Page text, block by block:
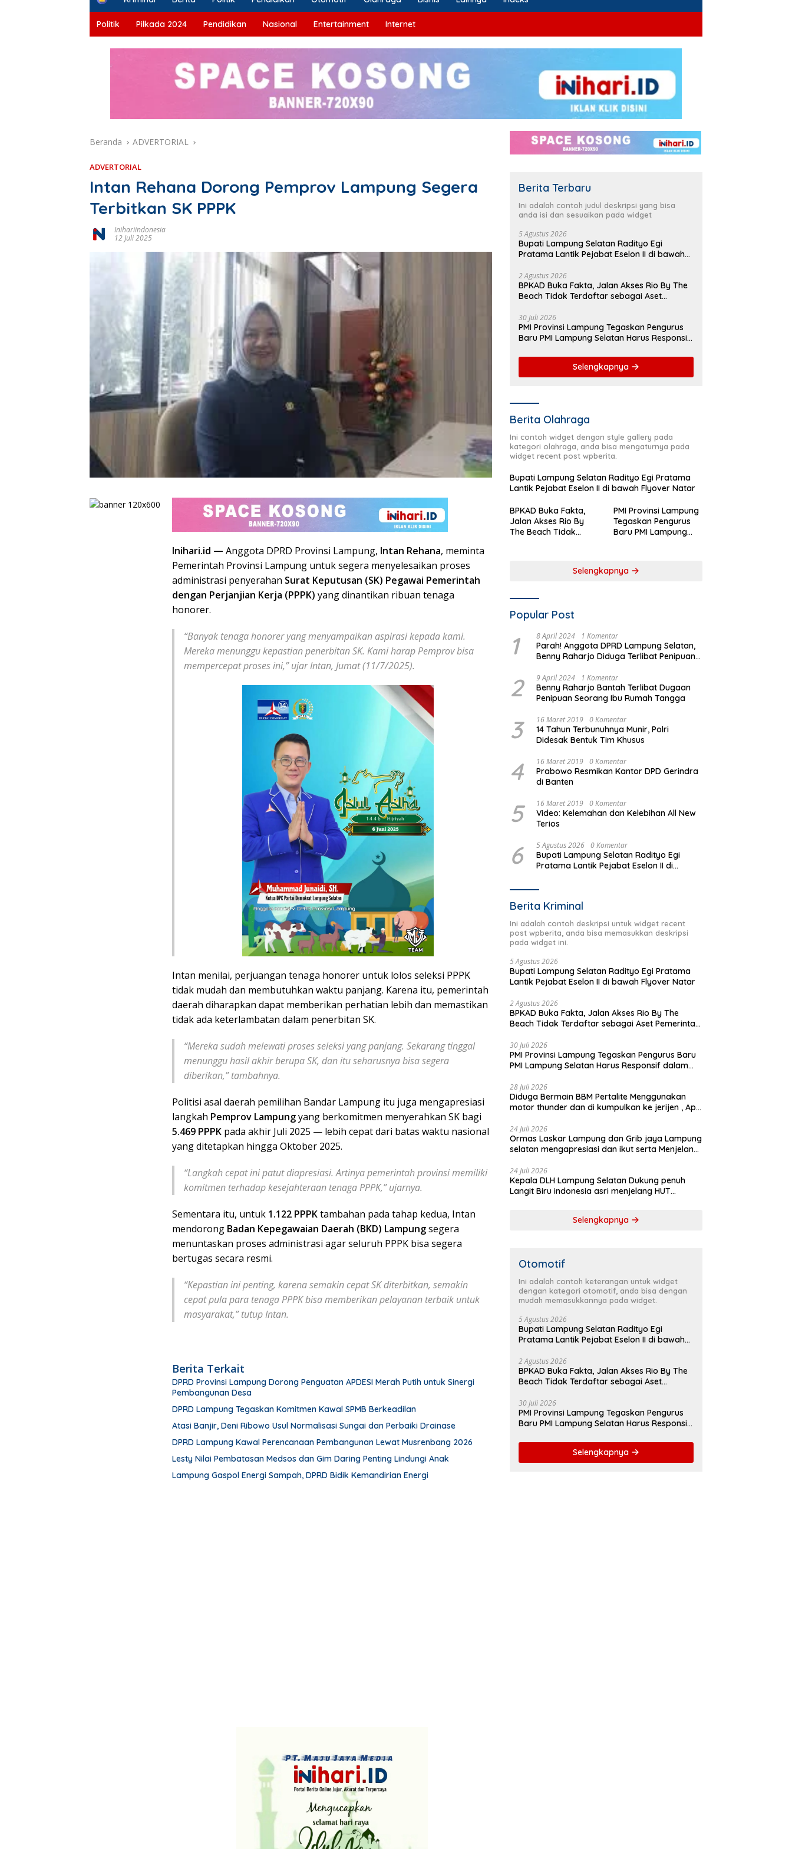
m
e
Politik Pilkada 2024 Pendidikan Nasional Entertainment Internet
Beranda ADVERTORIAL
ADVERTORIAL
Intan Rehana Dorong Pemprov Lampung Segera
Terbitkan SK PPPK
Inihariindonesia
12 Juli 2025
Inihari.id — Anggota DPRD Provinsi Lampung, Intan Rehana, meminta
Pemerintah Provinsi Lampung untuk segera menyelesaikan proses
administrasi penyerahan Surat Keputusan (SK) Pegawai Pemerintah
dengan Perjanjian Kerja (PPPK) yang dinantikan ribuan tenaga
honorer.
“Banyak tenaga honorer yang menyampaikan aspirasi kepada kami.
Mereka menunggu kepastian penerbitan SK. Kami harap Pemprov bisa
mempercepat proses ini,” ujar Intan, Jumat (11/7/2025).
Intan menilai, perjuangan tenaga honorer untuk lolos seleksi PPPK
tidak mudah dan membutuhkan waktu panjang. Karena itu, pemerintah
daerah diharapkan dapat memberikan perhatian lebih dan memastikan
tidak ada keterlambatan dalam penerbitan SK.
“Mereka sudah melewati proses seleksi yang panjang. Sekarang tinggal
menunggu hasil akhir berupa SK, dan itu seharusnya bisa segera
diberikan,” tambahnya.
Politisi asal daerah pemilihan Bandar Lampung itu juga mengapresiasi
langkah Pemprov Lampungyang berkomitmen menyerahkan SK bagi
5.469 PPPK pada akhir Juli 2025 — lebih cepat dari batas waktu nasional
yang ditetapkan hingga Oktober 2025.
“Langkah cepat ini patut diapresiasi. Artinya pemerintah provinsi memiliki
komitmen terhadap kesejahteraan tenaga PPPK,” ujarnya.
Sementara itu, untuk 1.122 PPPKtambahan pada tahap kedua, Intan
mendorong Badan Kepegawaian Daerah (BKD) Lampungsegera
menuntaskan proses administrasi agar seluruh PPPK bisa segera
bertugas secara resmi.
“Kepastian ini penting, karena semakin cepat SK diterbitkan, semakin
cepat pula para tenaga PPPK bisa memberikan pelayanan terbaik untuk
masyarakat,” tutup Intan.
Berita Terkait
DPRD Provinsi Lampung Dorong Penguatan APDESI Merah Putih untuk Sinergi
Pembangunan Desa
DPRD Lampung Tegaskan Komitmen Kawal SPMB Berkeadilan
Atasi Banjir, Deni Ribowo Usul Normalisasi Sungai dan Perbaiki Drainase
DPRD Lampung Kawal Perencanaan Pembangunan Lewat Musrenbang 2026
Lesty Nilai Pembatasan Medsos dan Gim Daring Penting Lindungi Anak
Lampung Gaspol Energi Sampah, DPRD Bidik Kemandirian Energi
Berita Terbaru
Ini adalah contoh judul deskripsi yang bisa
anda isi dan sesuaikan pada widget
5 Agustus 2026
Bupati Lampung Selatan Radityo Egi
Pratama Lantik Pejabat Eselon II di bawah
2 Agustus 2026
BPKAD Buka Fakta, Jalan Akses Rio By The
Beach Tidak Terdaftar sebagai Aset
30 Juli 2026
PMI Provinsi Lampung Tegaskan Pengurus
Baru PMI Lampung Selatan Harus Responsif
Selengkapnya
Berita Olahraga
Ini contoh widget dengan style gallery pada
kategori olahraga, anda bisa mengaturnya pada
widget recent post wpberita.
Bupati Lampung Selatan Radityo Egi Pratama
Lantik Pejabat Eselon II di bawah Flyover Natar
BPKAD Buka Fakta,
Jalan Akses Rio By
The Beach Tidak
PMI Provinsi Lampung
Tegaskan Pengurus
Baru PMI Lampung
Selengkapnya
Popular Post
1 8 April 2024 1 Komentar
Parah! Anggota DPRD Lampung Selatan,
Benny Raharjo Diduga Terlibat Penipuan
2 9 April 2024 1 Komentar
Benny Raharjo Bantah Terlibat Dugaan
Penipuan Seorang Ibu Rumah Tangga
3 16 Maret 2019 0 Komentar
14 Tahun Terbunuhnya Munir, Polri
Didesak Bentuk Tim Khusus
4 16 Maret 2019 0 Komentar
Prabowo Resmikan Kantor DPD Gerindra
di Banten
5 16 Maret 2019 0 Komentar
Video: Kelemahan dan Kelebihan All New
Terios
6 5 Agustus 2026 0 Komentar
Bupati Lampung Selatan Radityo Egi
Pratama Lantik Pejabat Eselon II di
Berita Kriminal
Ini adalah contoh deskripsi untuk widget recent
post wpberita, anda bisa memasukkan deskripsi
pada widget ini.
5 Agustus 2026
Bupati Lampung Selatan Radityo Egi Pratama
Lantik Pejabat Eselon II di bawah Flyover Natar
2 Agustus 2026
BPKAD Buka Fakta, Jalan Akses Rio By The
Beach Tidak Terdaftar sebagai Aset Pemerintah
30 Juli 2026
PMI Provinsi Lampung Tegaskan Pengurus Baru
PMI Lampung Selatan Harus Responsif dalam
28 Juli 2026
Diduga Bermain BBM Pertalite Menggunakan
motor thunder dan di kumpulkan ke jerijen , Apri
24 Juli 2026
Ormas Laskar Lampung dan Grib jaya Lampung
selatan mengapresiasi dan ikut serta Menjelang
pimpinan cabang) Partai Demokrat Lampung
Selatan gelar aksi bersih-bersih pantai dan
menanam pohon
24 Juli 2026
Kepala DLH Lampung Selatan Dukung penuh
Langit Biru indonesia asri menjelang HUT
Selengkapnya
Otomotif
Ini adalah contoh keterangan untuk widget
dengan kategori otomotif, anda bisa dengan
mudah memasukkannya pada widget.
5 Agustus 2026
Bupati Lampung Selatan Radityo Egi
Pratama Lantik Pejabat Eselon II di bawah
2 Agustus 2026
BPKAD Buka Fakta, Jalan Akses Rio By The
Beach Tidak Terdaftar sebagai Aset
30 Juli 2026
PMI Provinsi Lampung Tegaskan Pengurus
Baru PMI Lampung Selatan Harus Responsif
Selengkapnya